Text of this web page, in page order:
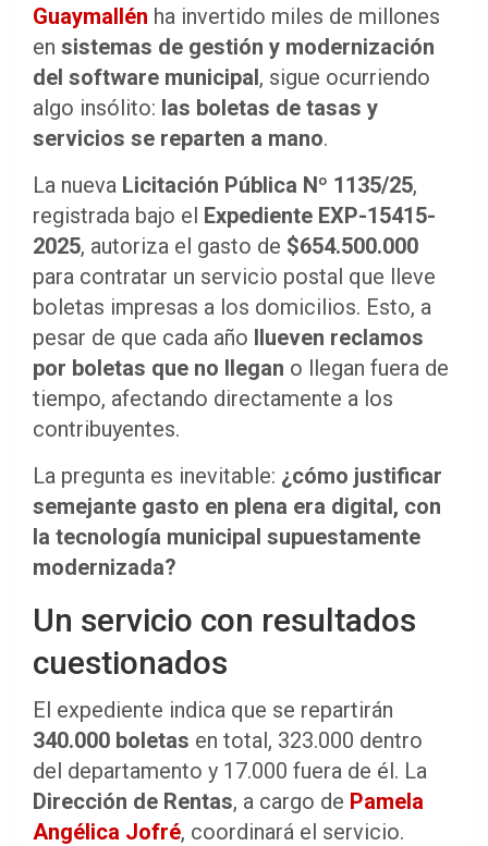
Guaymallén ha invertido miles de millones
en sistemas de gestión y modernización
del software municipal, sigue ocurriendo
algo insólito: las boletas de tasas y
servicios se reparten a mano.
La nueva Licitación Pública Nº 1135/25,
registrada bajo el Expediente EXP-15415-
2025, autoriza el gasto de $654.500.000
para contratar un servicio postal que lleve
boletas impresas a los domicilios. Esto, a
pesar de que cada año llueven reclamos
por boletas que no llegan o llegan fuera de
tiempo, afectando directamente a los
contribuyentes.
La pregunta es inevitable: ¿cómo justificar
semejante gasto en plena era digital, con
la tecnología municipal supuestamente
modernizada?
Un servicio con resultados
cuestionados
El expediente indica que se repartirán
340.000 boletas en total, 323.000 dentro
del departamento y 17.000 fuera de él. La
Dirección de Rentas, a cargo de Pamela
Angélica Jofré, coordinará el servicio.